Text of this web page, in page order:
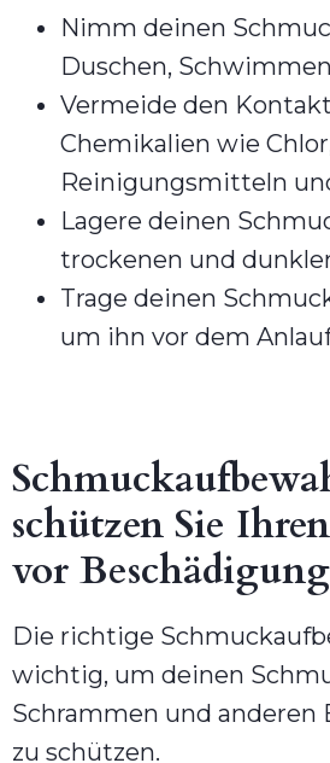
Nimm deinen
Duschen,
Vermeide den
Chemikalien wie
Reinigungsmitteln
Lagere deinen
trockenen und
Trage deinen
um ihn vor dem
schützen Sie
vor
Die richtige
wichtig, um deinen
Schrammen und anderen
zu schützen.